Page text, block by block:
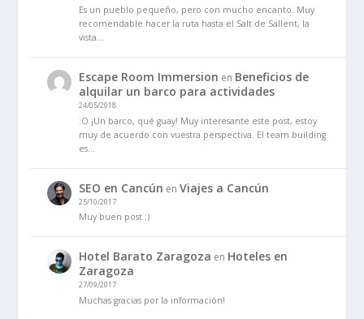
Es un pueblo pequeño, pero con mucho encanto. Muy
recomendable hacer la ruta hasta el Salt de Sallent, la
vista…
Escape Room Immersion en Beneficios de
alquilar un barco para actividades
24/05/2018
:O ¡Un barco, qué guay! Muy interesante este post, estoy
muy de acuerdo con vuestra perspectiva. El team building
es…
SEO en Cancún enViajes a Cancún
25/10/2017
Muy buen post ;)
Hotel Barato Zaragoza en Hoteles en
Zaragoza
27/09/2017
Muchas gracias por la información!